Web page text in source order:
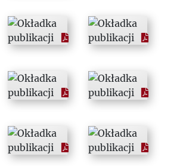
1977
1978
1979
1980
1981